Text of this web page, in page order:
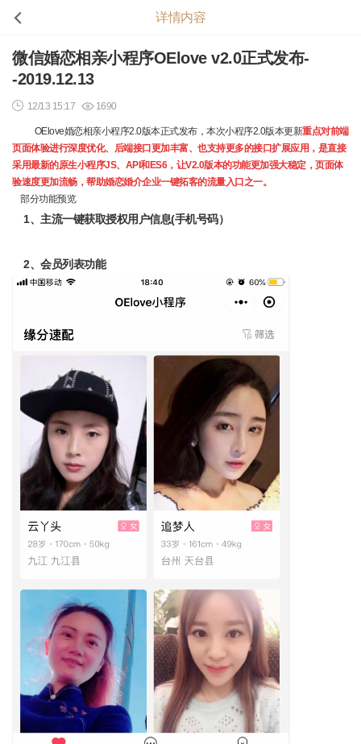
详情内容
微信婚恋相亲小程序OElove v2.0正式发布-
-2019.12.13
12/13 15:17 1690
OElove婚恋相亲小程序2.0版本正式发布，本次小程序2.0版本更新重点对前端
页面体验进行深度优化、后端接口更加丰富、也支持更多的接口扩展应用，是直接
采用最新的原生小程序JS、API和ES6，让V2.0版本的功能更加强大稳定，页面体
验速度更加流畅，帮助婚恋婚介企业一键拓客的流量入口之一。
部分功能预览
1、主流一键获取授权用户信息(手机号码）
2、会员列表功能